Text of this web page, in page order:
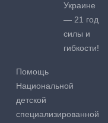
Украине
— 21 год
силы и
гибкости!
Помощь
Национальной
детской
специализированной